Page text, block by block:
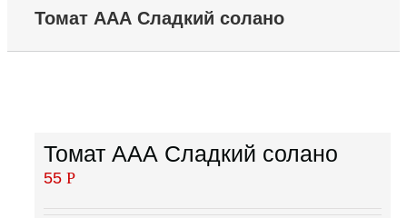
Томат ААА Сладкий солано
Томат ААА Сладкий солано
55 Р